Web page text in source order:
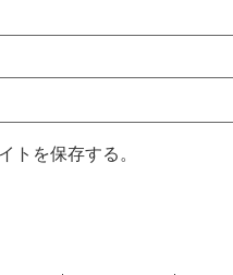
トを保存する。